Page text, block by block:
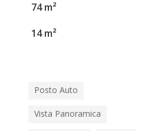
74 m²
14 m²
Posto Auto
Vista Panoramica